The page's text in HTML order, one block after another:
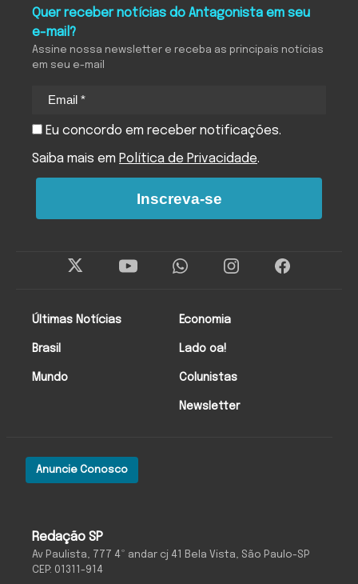
Redação SP
Av Paulista, 777 4º andar cj 41 Bela Vista, São Paulo-SP
CEP: 01311-914
Anuncie Conosco
Últimas Notícias
Brasil
Mundo
Economia
Lado oa!
Colunistas
Newsletter
Quer receber notícias do Antagonista em seu
e-mail?
Assine nossa newsletter e receba as principais notícias
em seu e-mail
Eu concordo em receber notificações.
Saiba mais em Política de Privacidade.
Inscreva-se